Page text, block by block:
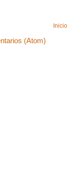
Inicio
(Atom)